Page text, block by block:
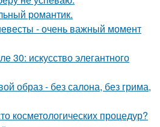
романтик.
- очень важный момент
30: искусство элегантного
образ - без салона, без грима,
косметологических процедур?